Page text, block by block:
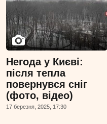
Негода у Києві:
після тепла
повернувся сніг
(фото, відео)
17 березня, 2025, 17:30